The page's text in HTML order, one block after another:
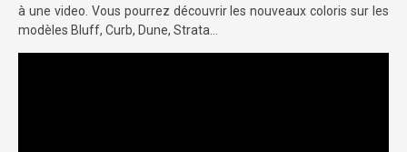
à une video. Vous pourrez découvrir les nouveaux coloris sur les
modèles Bluff, Curb, Dune, Strata…